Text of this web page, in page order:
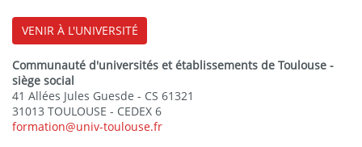
VENIR À L'UNIVERSITÉ
Communauté d'universités et établissements de Toulouse -
siège social
41 Allées Jules Guesde - CS 61321
31013 TOULOUSE - CEDEX 6
formation@univ-toulouse.fr